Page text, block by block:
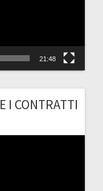
21:48
I CONTRATTI